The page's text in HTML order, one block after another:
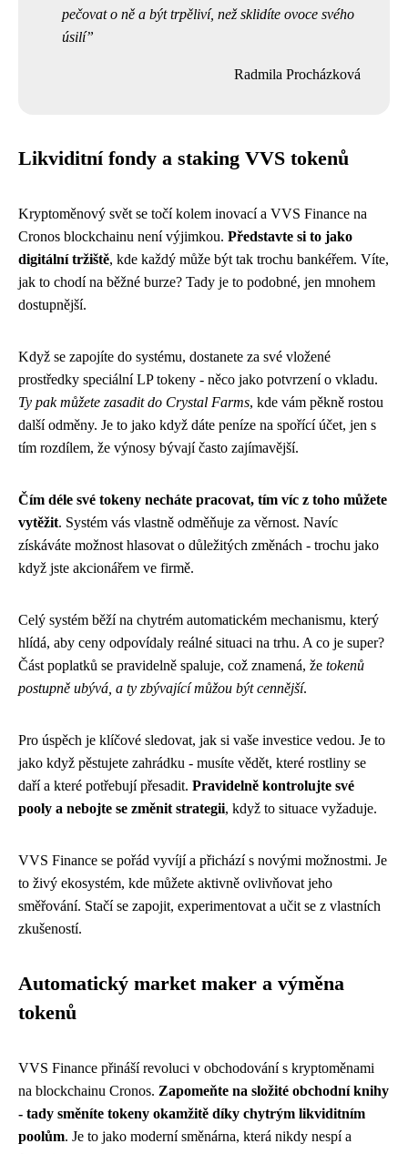
pečovat o ně a být trpěliví, než sklidíte ovoce svého
úsilí
Radmila Procházková
Likviditní fondy a staking VVS tokenů
Kryptoměnový svět se točí kolem inovací a VVS Finance na
Cronos blockchainu není výjimkou. Představte si to jako
digitální tržiště, kde každý může být tak trochu bankéřem. Víte,
jak to chodí na běžné burze? Tady je to podobné, jen mnohem
dostupnější.
Když se zapojíte do systému, dostanete za své vložené
prostředky speciální LP tokeny - něco jako potvrzení o vkladu.
Ty pak můžete zasadit do Crystal Farms, kde vám pěkně rostou
další odměny. Je to jako když dáte peníze na spořící účet, jen s
tím rozdílem, že výnosy bývají často zajímavější.
Čím déle své tokeny necháte pracovat, tím víc z toho můžete
vytěžit. Systém vás vlastně odměňuje za věrnost. Navíc
získáváte možnost hlasovat o důležitých změnách - trochu jako
když jste akcionářem ve firmě.
Celý systém běží na chytrém automatickém mechanismu, který
hlídá, aby ceny odpovídaly reálné situaci na trhu. A co je super?
Část poplatků se pravidelně spaluje, což znamená, že tokenů
postupně ubývá, a ty zbývající můžou být cennější.
Pro úspěch je klíčové sledovat, jak si vaše investice vedou. Je to
jako když pěstujete zahrádku - musíte vědět, které rostliny se
daří a které potřebují přesadit. Pravidelně kontrolujte své
pooly a nebojte se změnit strategii, když to situace vyžaduje.
VVS Finance se pořád vyvíjí a přichází s novými možnostmi. Je
to živý ekosystém, kde můžete aktivně ovlivňovat jeho
směřování. Stačí se zapojit, experimentovat a učit se z vlastních
zkušeností.
Automatický market maker a výměna
tokenů
VVS Finance přináší revoluci v obchodování s kryptoměnami
na blockchainu Cronos. Zapomeňte na složité obchodní knihy
- tady směníte tokeny okamžitě díky chytrým likviditním
poolům. Je to jako moderní směnárna, která nikdy nespí a